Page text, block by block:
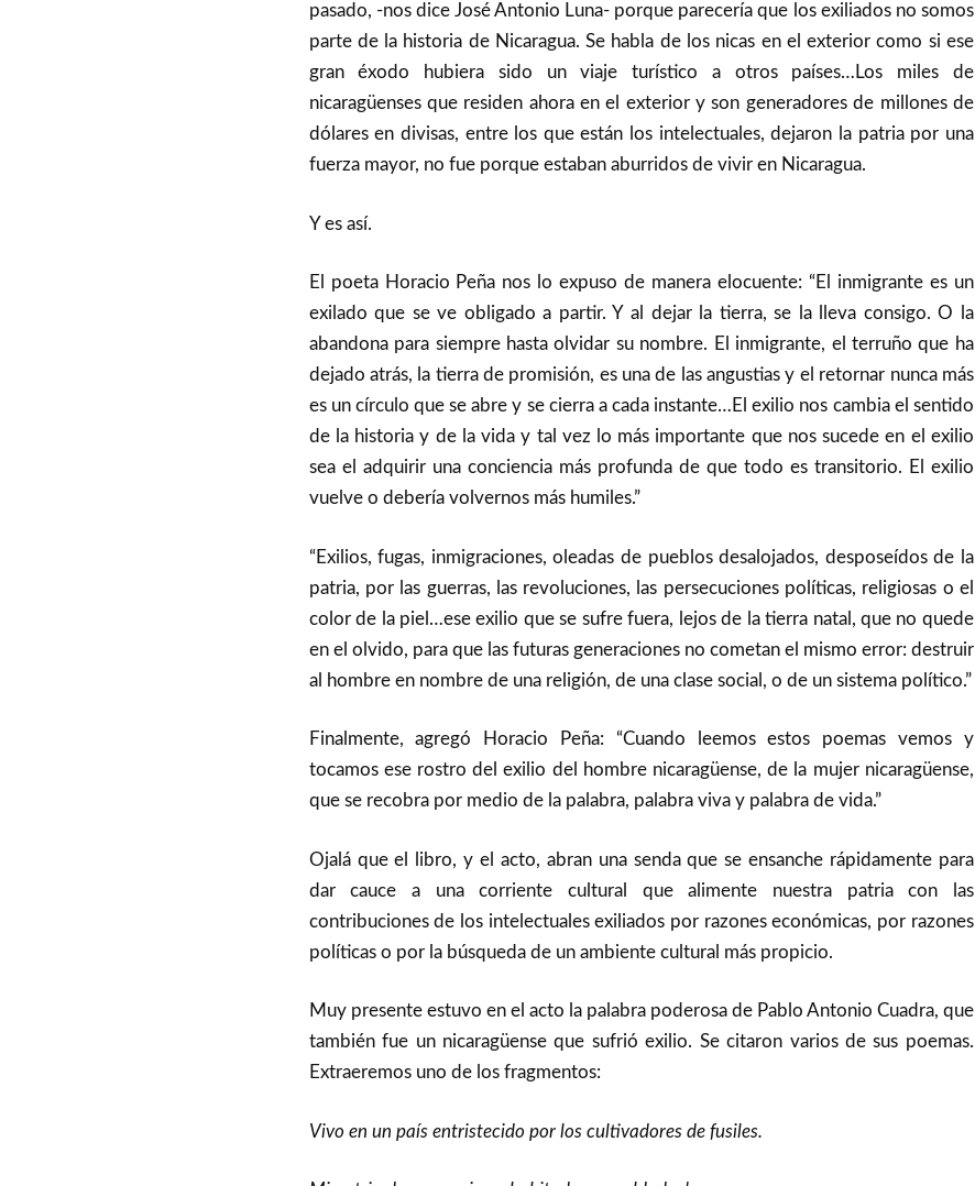
pasado, -nos dice José Antonio Luna- porque parecería que los exiliados no somos
parte de la historia de Nicaragua. Se habla de los nicas en el exterior como si ese
gran éxodo hubiera sido un viaje turístico a otros países…Los miles de
nicaragüenses que residen ahora en el exterior y son generadores de millones de
dólares en divisas, entre los que están los intelectuales, dejaron la patria por una
fuerza mayor, no fue porque estaban aburridos de vivir en Nicaragua.
Y es así.
El poeta Horacio Peña nos lo expuso de manera elocuente: “El inmigrante es un
exilado que se ve obligado a partir. Y al dejar la tierra, se la lleva consigo. O la
abandona para siempre hasta olvidar su nombre. El inmigrante, el terruño que ha
dejado atrás, la tierra de promisión, es una de las angustias y el retornar nunca más
es un círculo que se abre y se cierra a cada instante…El exilio nos cambia el sentido
de la historia y de la vida y tal vez lo más importante que nos sucede en el exilio
sea el adquirir una conciencia más profunda de que todo es transitorio. El exilio
vuelve o debería volvernos más humiles.”
“Exilios, fugas, inmigraciones, oleadas de pueblos desalojados, desposeídos de la
patria, por las guerras, las revoluciones, las persecuciones políticas, religiosas o el
color de la piel…ese exilio que se sufre fuera, lejos de la tierra natal, que no quede
en el olvido, para que las futuras generaciones no cometan el mismo error: destruir
al hombre en nombre de una religión, de una clase social, o de un sistema político.”
Finalmente, agregó Horacio Peña: “Cuando leemos estos poemas vemos y
tocamos ese rostro del exilio del hombre nicaragüense, de la mujer nicaragüense,
que se recobra por medio de la palabra, palabra viva y palabra de vida.”
Ojalá que el libro, y el acto, abran una senda que se ensanche rápidamente para
dar cauce a una corriente cultural que alimente nuestra patria con las
contribuciones de los intelectuales exiliados por razones económicas, por razones
políticas o por la búsqueda de un ambiente cultural más propicio.
Muy presente estuvo en el acto la palabra poderosa de Pablo Antonio Cuadra, que
también fue un nicaragüense que sufrió exilio. Se citaron varios de sus poemas.
Extraeremos uno de los fragmentos:
Vivo en un país entristecido por los cultivadores de fusiles.